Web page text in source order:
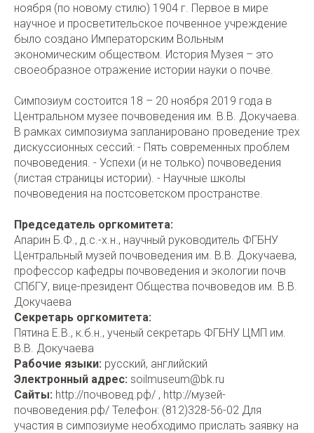
ноября (по новому стилю) 1904 г. Первое в мире
научное и просветительское почвенное учреждение
было создано Императорским Вольным
экономическим обществом. История Музея – это
своеобразное отражение истории науки о почве.
Симпозиум состоится 18 – 20 ноября 2019 года в
Центральном музее почвоведения им. В.В. Докучаева.
В рамках симпозиума запланировано проведение трех
дискуссионных сессий: - Пять современных проблем
почвоведения. - Успехи (и не только) почвоведения
(листая страницы истории). - Научные школы
почвоведения на постсоветском пространстве.
Председатель оргкомитета:
Апарин Б.Ф., д.с.-х.н., научный руководитель ФГБНУ
Центральный музей почвоведения им. В.В. Докучаева,
профессор кафедры почвоведения и экологии почв
СПбГУ, вице-президент Общества почвоведов им. В.В.
Докучаева
Секретарь оргкомитета:
Пятина Е.В., к.б.н., ученый секретарь ФГБНУ ЦМП им.
В.В. Докучаева
Рабочие языки: русский, английский
Электронный адрес: soilmuseum@bk.ru
Сайты: http://почвовед.рф/ , http://музей-
почвоведения.рф/ Телефон: (812)328-56-02 Для
участия в симпозиуме необходимо прислать заявку на